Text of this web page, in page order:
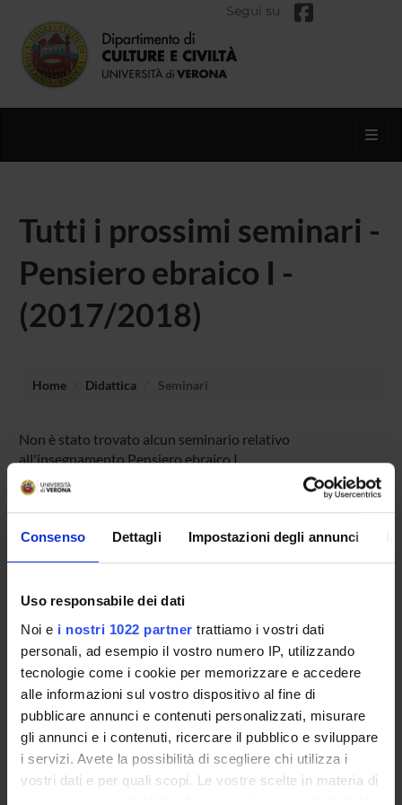
Consenso Dettagli Impostazioni degli annunci
Uso responsabile dei dati
Noi e i nostri 1022 partner trattiamo i vostri dati
personali, ad esempio il vostro numero IP, utilizzando
tecnologie come i cookie per memorizzare e accedere
alle informazioni sul vostro dispositivo al fine di
pubblicare annunci e contenuti personalizzati, misurare
gli annunci e i contenuti, ricercare il pubblico e sviluppare
i servizi. Avete la possibilità di scegliere chi utilizza i
vostri dati e per quali scopi. Le vostre scelte in materia di
privacy sono applicabili solo su questa proprietà digitale
Segui su
Tutti i prossimi seminari -
Pensiero ebraico I -
(2017/2018)
Home Didattica Seminari
Non è stato trovato alcun seminario relativo
all'insegnamento Pensiero ebraico I.
OFFERTA FORMATIVA
SUPERIORE
Contatti
Persone
Luoghi
Calendario